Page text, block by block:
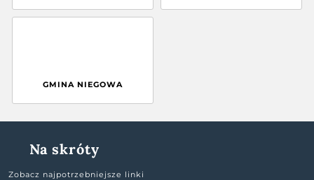
GMINA NIEGOWA
Na skróty
Zobacz najpotrzebniejsze linki